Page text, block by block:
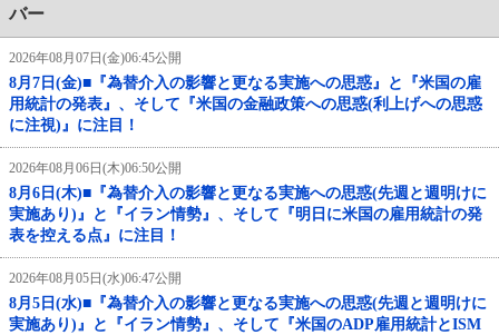
バー
2026年08月07日(金)06:45公開
8月7日(金)■『為替介入の影響と更なる実施への思惑』と『米国の雇
用統計の発表』、そして『米国の金融政策への思惑(利上げへの思惑
に注視)』に注目！
2026年08月06日(木)06:50公開
8月6日(木)■『為替介入の影響と更なる実施への思惑(先週と週明けに
実施あり)』と『イラン情勢』、そして『明日に米国の雇用統計の発
表を控える点』に注目！
2026年08月05日(水)06:47公開
8月5日(水)■『為替介入の影響と更なる実施への思惑(先週と週明けに
実施あり)』と『イラン情勢』、そして『米国のADP雇用統計とISM